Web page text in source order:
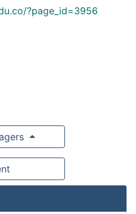
?page_id=3956